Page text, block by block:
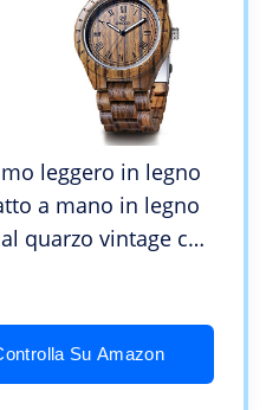
leggero in legno
a mano in legno
quarzo vintage con
da polso in
Su Amazon